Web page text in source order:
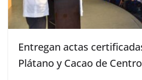
Entregan actas
Plátano y Cacao de Centro